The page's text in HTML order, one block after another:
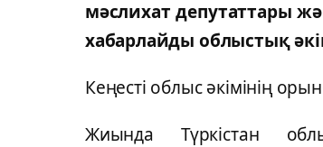
мәслихат депутаттары
хабарлайды облыстық
Кеңесті облыс әкімінің
Жиында Түркістан